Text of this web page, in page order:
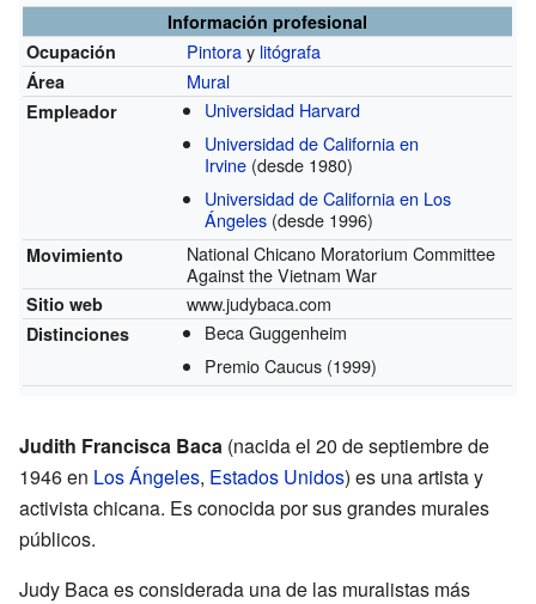
Información profesional
Ocupación
Pintoray litógrafa
Área Mural
Empleador
Universidad Harvard
Universidad de California en
Irvine (desde 1980)
Universidad de California en Los
Ángeles (desde 1996)
Movimiento
National Chicano Moratorium Committee
Against the Vietnam War
Sitio web www.judybaca.com
Distinciones
Beca Guggenheim
Premio Caucus (1999)
Judith Francisca Baca (nacida el 20 de septiembre de
1946 en Los Ángeles, Estados Unidos) es una artista y
activista chicana. Es conocida por sus grandes murales
públicos.
Judy Baca es considerada una de las muralistas más